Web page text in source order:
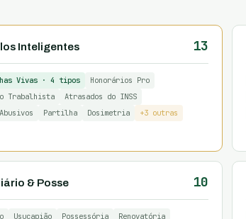
Inteligentes 13
Vivas · 4 tipos
Honorários Pro
Trabalhista
Atrasados do INSS
Partilha Dosimetria +3 outras
& Posse 10
Usucapião Possessória
Renovatória